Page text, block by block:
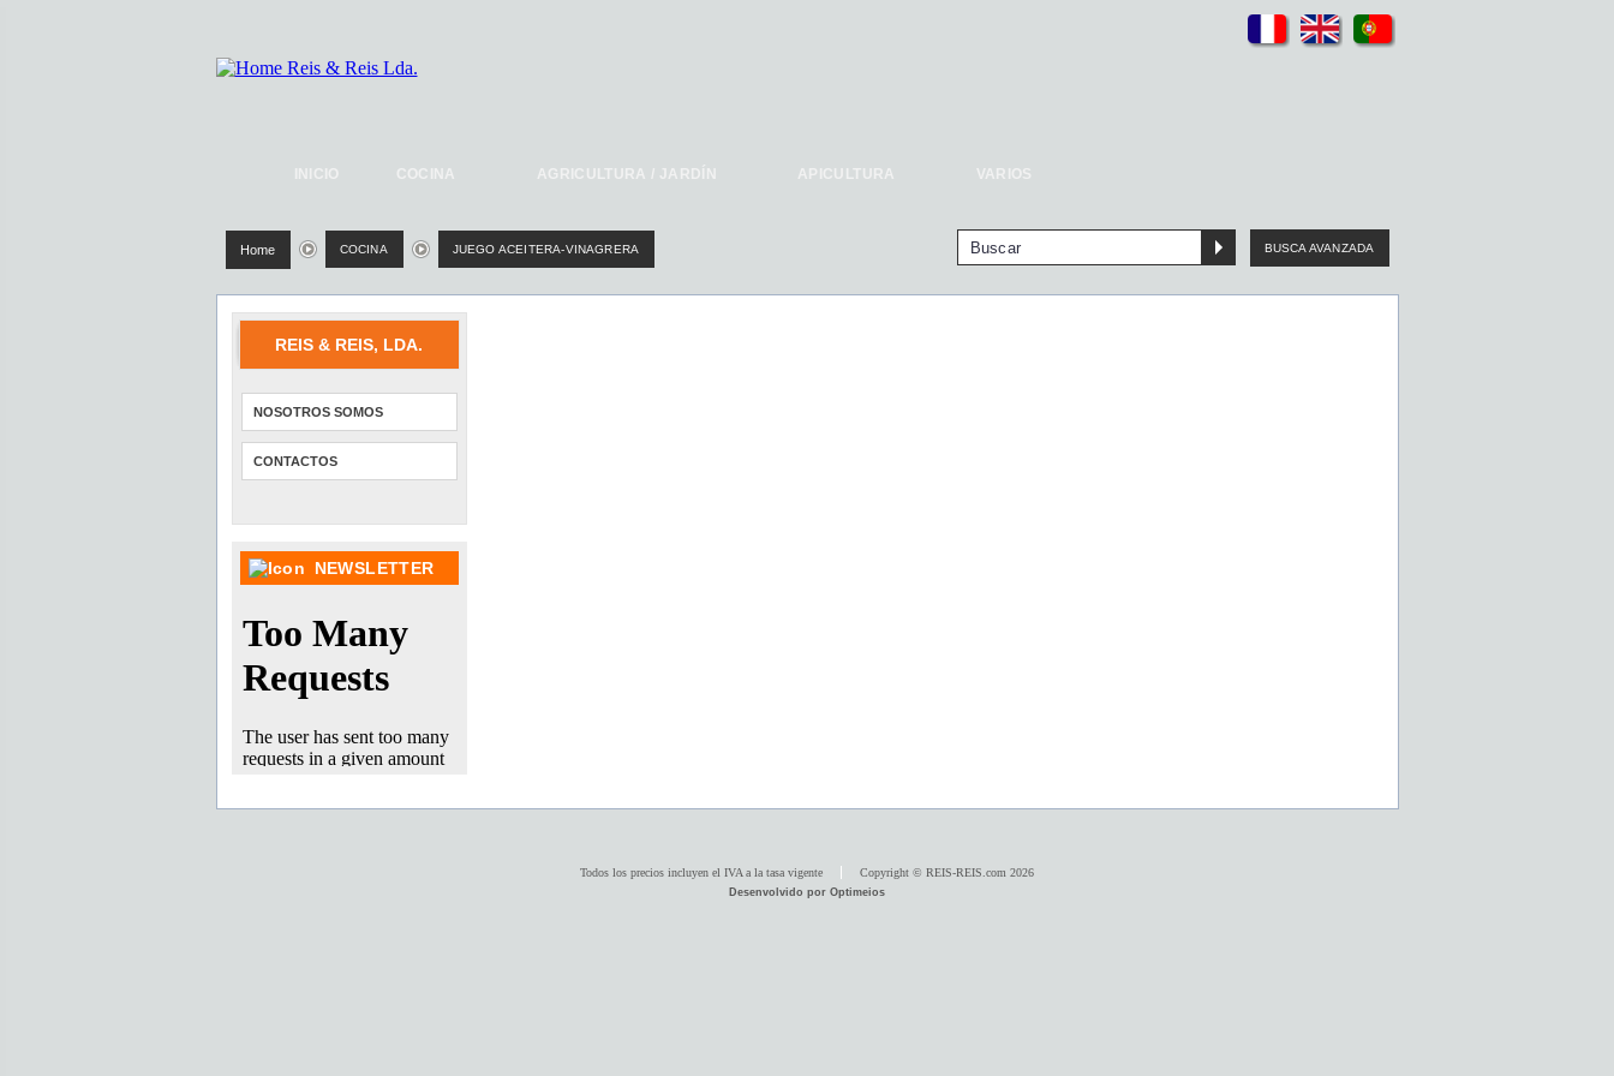
INICIO COCINA AGRICULTURA / JARDÍN APICULTURA VARIOS
Home COCINA JUEGO ACEITERA-VINAGRERA BUSCA AVANZADA
REIS & REIS, LDA.
NOSOTROS SOMOS
CONTACTOS
NEWSLETTER
Todos los precios incluyen el IVA a la tasa vigente Copyright © REIS-REIS.com 2026
Desenvolvido por Optimeios